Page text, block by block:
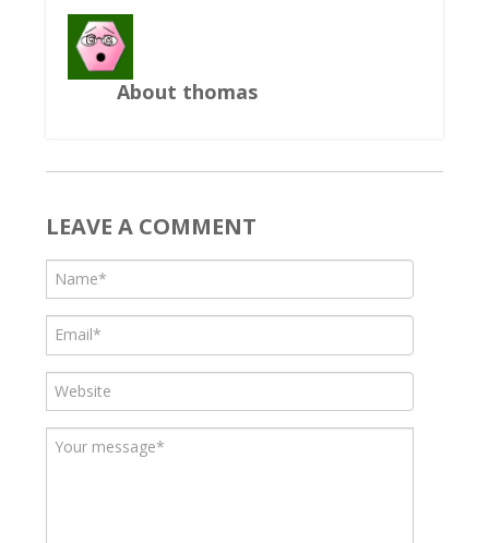
About thomas
LEAVE A COMMENT